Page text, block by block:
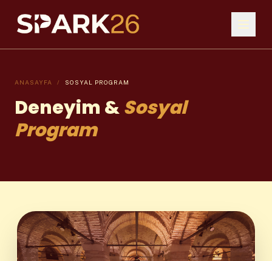
ANASAYFA / SOSYAL PROGRAM
Deneyim &Sosyal
Program